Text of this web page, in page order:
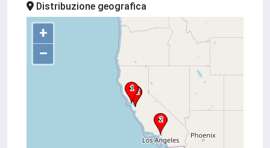
Distribuzione geografica
+
–